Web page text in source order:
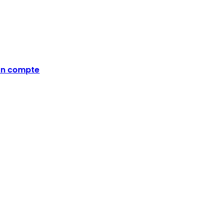
compte